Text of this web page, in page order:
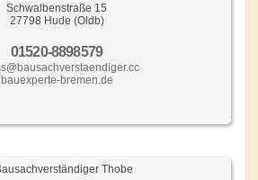
Schwalbenstraße 15
27798 Hude (Oldb)
01520-8898579
bauexperte-bremen.de